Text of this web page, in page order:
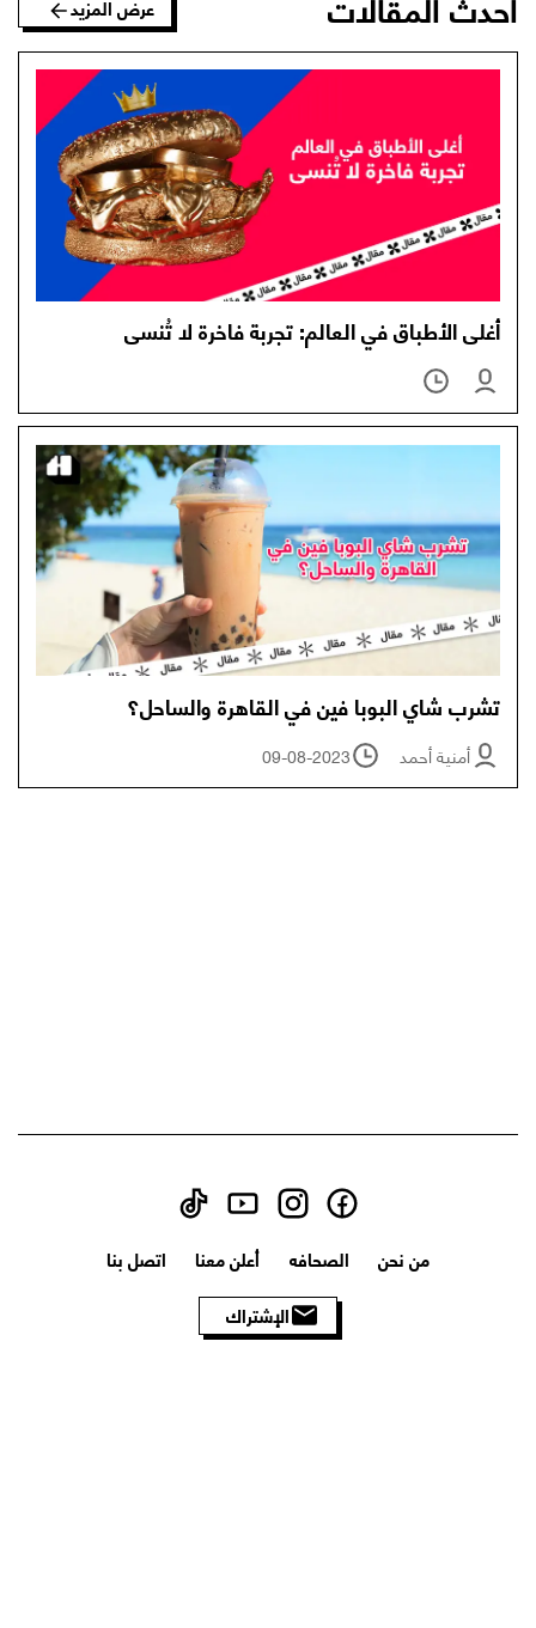
عرض المزيد
أغلى الأطباق في العالم: تجربة فاخرة لا تُنسى
تشرب شاي البوبا فين في القاهرة والساحل؟
أمنية أحمد 09-08-2023
من نحن الصحافه أعلن معنا اتصل بنا
الإشتراك